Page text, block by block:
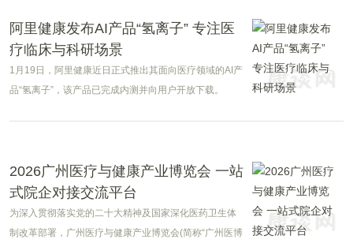
阿里健康发布AI产品“氢离子” 专注医
疗临床与科研场景
1月19日，阿里健康近日正式推出其面向医疗领域的AI产
品“氢离子”，该产品已完成内测并向用户开放下载。
2026广州医疗与健康产业博览会 一站
式院企对接交流平台
为深入贯彻落实党的二十大精神及国家深化医药卫生体
制改革部署，广州医疗与健康产业博览会(简称“广州医博